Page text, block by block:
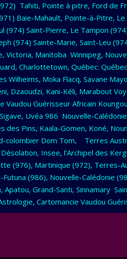
Tahiti, Pointe à pitre, Ford de
Baie-Mahault, Pointe-à-Pitre,
(974) Saint-Pierre, Le Tampon
(974) Sainte-Marie, Saint-Leu
Victoria, Manitoba Winnipeg,
Charlottetown, Québec:
Wilheims, Moka Flacq, Savane
Dzaoudzi, Kani-Kéli, Marabout
Guérisseur Africain
Uvéa 986 Nouvelle-
des Pins, Kaala-Gomen, Koné,
colombier Dom Tom, Terres
Insee, l’Archipel des
(976), Martinique (972), Terres-
(986), Nouvelle-Calédonie
Grand-Santi, Sinnamary
Cartomancie Vaudou